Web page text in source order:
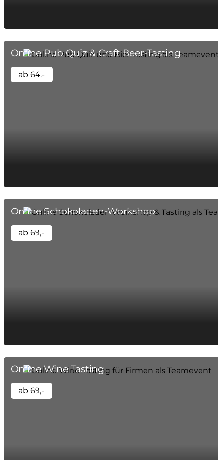
Online Pub Quiz & Craft Beer-Tasting
ab 64,-
Online Schokoladen-Workshop
ab 69,-
Online Wine Tasting
ab 69,-